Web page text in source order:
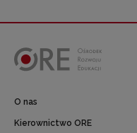
O nas
Kierownictwo ORE